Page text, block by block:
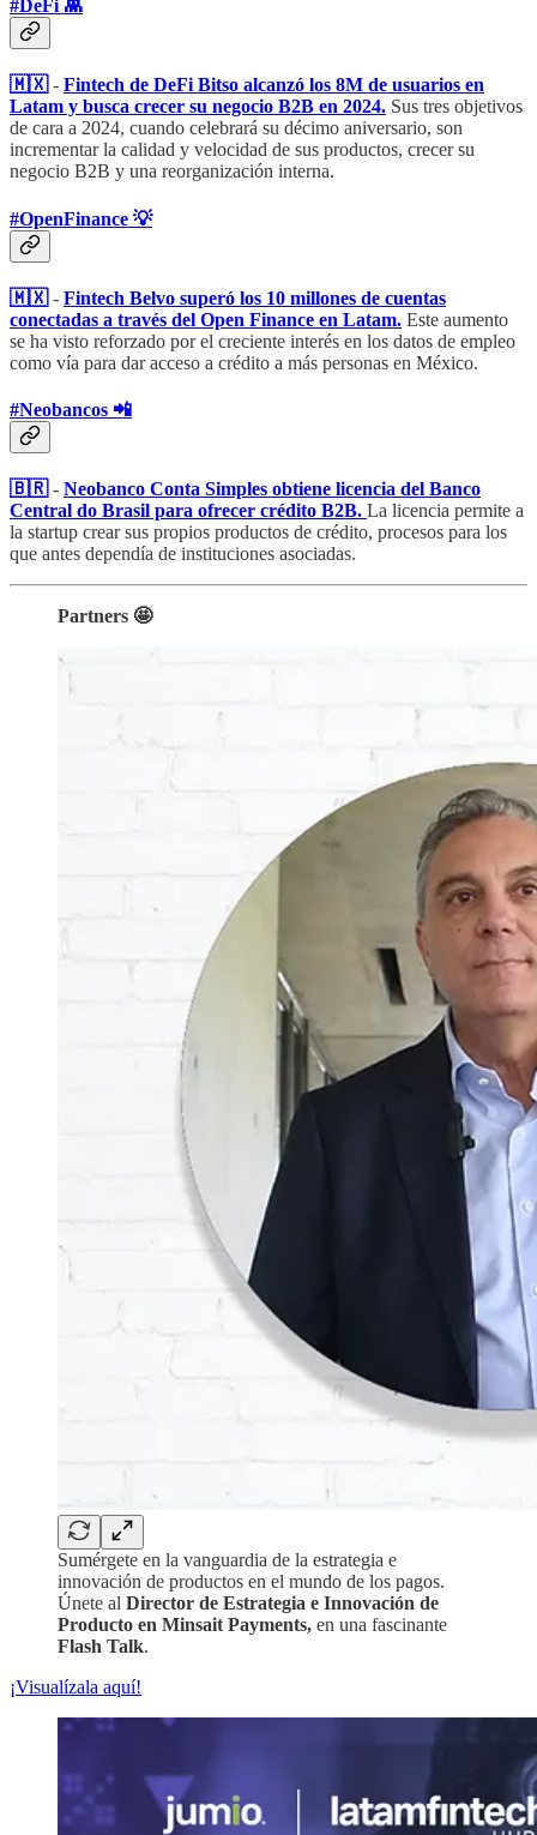
#DeFi 👾
🇲🇽- Fintech de DeFi Bitso alcanzó los 8M de usuarios en
Latam y busca crecer su negocio B2B en 2024. Sus tres objetivos
de cara a 2024, cuando celebrará su décimo aniversario, son
incrementar la calidad y velocidad de sus productos, crecer su
negocio B2B y una reorganización interna.
#OpenFinance 💡
🇲🇽- Fintech Belvo superó los 10 millones de cuentas
conectadas a través del Open Finance en Latam. Este aumento
se ha visto reforzado por el creciente interés en los datos de empleo
como vía para dar acceso a crédito a más personas en México.
#Neobancos 📲
🇧🇷- Neobanco Conta Simples obtiene licencia del Banco
Central do Brasil para ofrecer crédito B2B. La licencia permite a
la startup crear sus propios productos de crédito, procesos para los
que antes dependía de instituciones asociadas.
Partners 🤩
Sumérgete en la vanguardia de la estrategia e
innovación de productos en el mundo de los pagos.
Únete al Director de Estrategia e Innovación de
Producto en Minsait Payments, en una fascinante
Flash Talk.
¡Visualízala aquí!